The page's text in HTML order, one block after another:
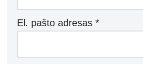
El. pašto adresas *